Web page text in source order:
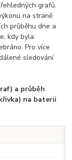
grafů.
na straně
průběhu dne a
kdy byla
Pro více
sledování
a průběh
na baterii